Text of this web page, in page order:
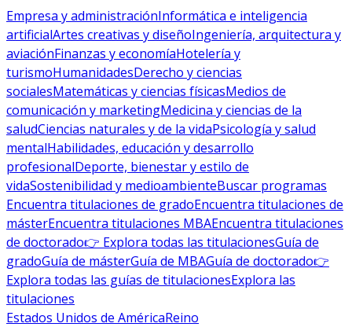
Empresa y administraciónInformática e inteligencia
artificialArtes creativas y diseñoIngeniería, arquitectura y
aviaciónFinanzas y economíaHotelería y
turismoHumanidadesDerecho y ciencias
socialesMatemáticas y ciencias físicasMedios de
comunicación y marketingMedicina y ciencias de la
saludCiencias naturales y de la vidaPsicología y salud
mentalHabilidades, educación y desarrollo
profesionalDeporte, bienestar y estilo de
vidaSostenibilidad y medioambienteBuscar programas
Encuentra titulaciones de gradoEncuentra titulaciones de
másterEncuentra titulaciones MBAEncuentra titulaciones
de doctorado👉 Explora todas las titulacionesGuía de
gradoGuía de másterGuía de MBAGuía de doctorado👉
Explora todas las guías de titulacionesExplora las
titulaciones
Estados Unidos de AméricaReino